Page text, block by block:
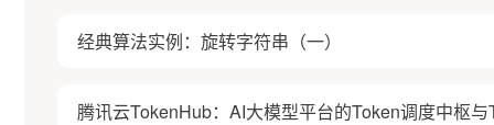
经典算法实例：旋转字符串（一）
腾讯云TokenHub：AI大模型平台的Token调度中枢